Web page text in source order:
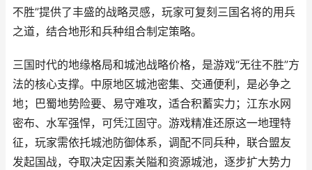
不胜”提供了丰盛的战略灵感，玩家可复刻三国名将的用兵
之道，结合地形和兵种组合制定策略。
三国时代的地缘格局和城池战略价格，是游戏“无往不胜”方
法的核心支撑。中原地区城池密集、交通便利，是必争之
地；巴蜀地势险要、易守难攻，适合积蓄实力；江东水网
密布、水军强悍，可凭江固守。游戏精准还原这一地理特
征，玩家需依托城池防御体系，调配不同兵种，联合盟友
发起国战，夺取决定因素关隘和资源城池，逐步扩大势力